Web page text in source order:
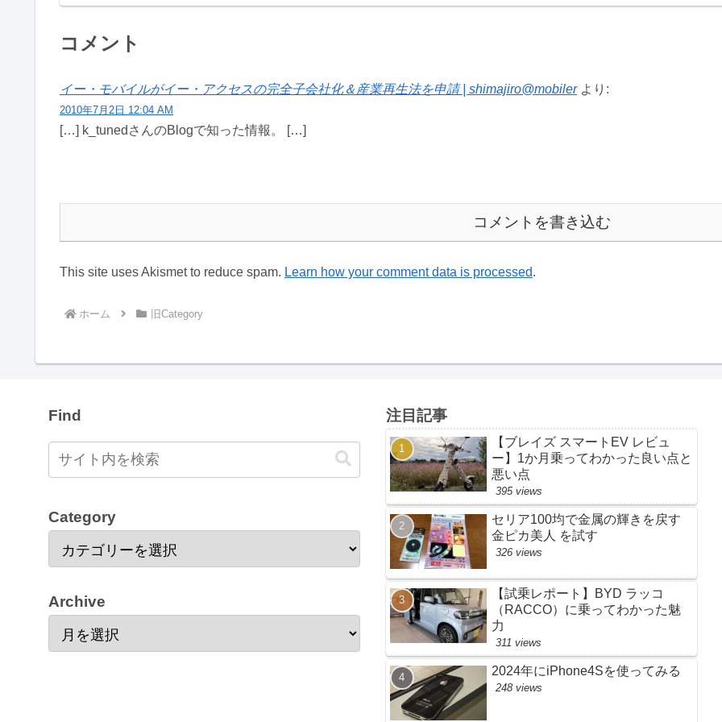
コメント
イー・モバイルがイー・アクセスの完全子会社化＆産業再生法を申請 | shimajiro@mobiler より:
2010年7月2日 12:04 AM
[…] k_tunedさんのBlogで知った情報。 […]
コメントを書き込む
This site uses Akismet to reduce spam. Learn how your comment data is processed.
ホーム 旧Category
Find
Category
Archive
注目記事
【ブレイズ スマートEV レビュ
ー】1か月乗ってわかった良い点と
悪い点
395 views
セリア100均で金属の輝きを戻す
金ピカ美人 を試す
326 views
【試乗レポート】BYD ラッコ
（RACCO）に乗ってわかった魅
力
311 views
2024年にiPhone4Sを使ってみる
248 views